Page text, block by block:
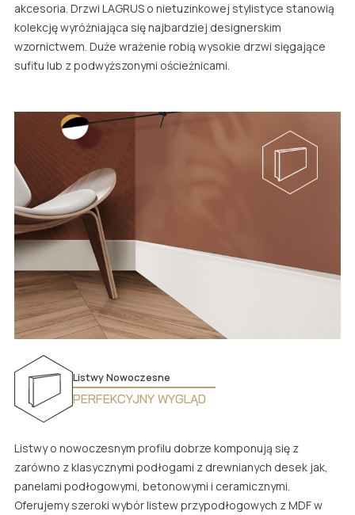
akcesoria. Drzwi LAGRUS o nietuzinkowej stylistyce stanowią
kolekcję wyróżniająca się najbardziej designerskim
wzornictwem. Duże wrażenie robią wysokie drzwi sięgające
sufitu lub z podwyższonymi ościeżnicami.
Listwy Nowoczesne
PERFEKCYJNY WYGLĄD
Listwy o nowoczesnym profilu dobrze komponują się z
zarówno z klasycznymi podłogami z drewnianych desek jak,
panelami podłogowymi, betonowymi i ceramicznymi.
Oferujemy szeroki wybór listew przypodłogowych z MDF w